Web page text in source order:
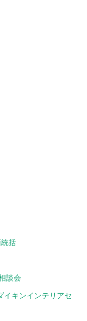
括
談会
イキンインテリアセ